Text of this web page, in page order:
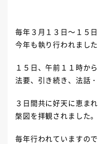
毎年３月１３日～１５
今年も執り行われました
１５日、午前１１時か
法要、引き続き、法話
３日間共に好天に恵ま
槃図を拝観されました。
毎年行われていますの